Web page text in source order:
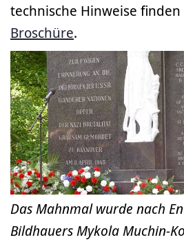
technische Hinweise
Broschüre.
Das Mahnmal wurde nach
Bildhauers Mykola Muchin-